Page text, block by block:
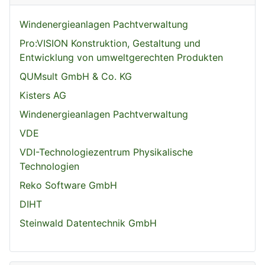
Windenergieanlagen Pachtverwaltung
Pro:VISION Konstruktion, Gestaltung und
Entwicklung von umweltgerechten Produkten
QUMsult GmbH & Co. KG
Kisters AG
Windenergieanlagen Pachtverwaltung
VDE
VDI-Technologiezentrum Physikalische
Technologien
Reko Software GmbH
DIHT
Steinwald Datentechnik GmbH